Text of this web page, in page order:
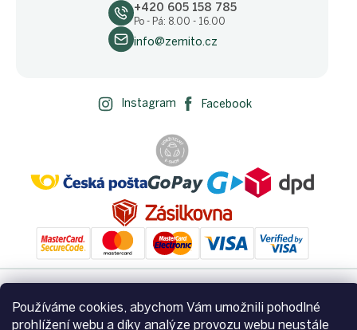
Používáme cookies, abychom Vám umožnili pohodlné
prohlížení webu a díky analýze provozu webu neustále
+420 605 158 785
Po - Pá: 8.00 - 16.00
info@zemito.cz
Instagram Facebook
Vytvořil Shoptet